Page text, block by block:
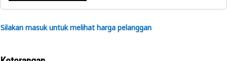
Silakan masuk untuk melihat harga pelanggan